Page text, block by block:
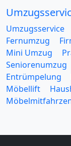
Umzugsservice
Fernumzug
Mini Umzug
Seniorenumzug
Entrümpelung
Möbellift